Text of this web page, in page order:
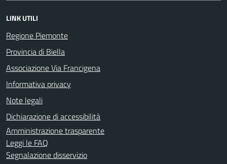
LINK UTILI
Regione Piemonte
Provincia di Biella
Associazione Via Francigena
Informativa privacy
Note legali
Dichiarazione di accessibilità
Amministrazione trasparente
Leggi le FAQ
Segnalazione disservizio